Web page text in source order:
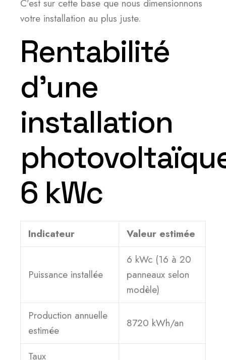
C’est sur cette base que nous dimensionnons
votre installation au plus juste.
Rentabilité
d’une
installation
6 kWc
Indicateur Valeur estimée
Puissance installée
6 kWc (16 à 20
panneaux selon
modèle)
Production annuelle
estimée
8720 kWh/an
Taux